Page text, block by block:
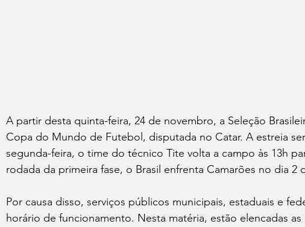
A partir desta quinta-feira, 24 de novembro, a Seleção
Copa do Mundo de Futebol, disputada no Catar. A estreia
segunda-feira, o time do técnico Tite volta a campo às 13h
rodada da primeira fase, o Brasil enfrenta Camarões no dia 2
Por causa disso, serviços públicos municipais, estaduais e
horário de funcionamento. Nesta matéria, estão elencadas